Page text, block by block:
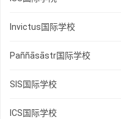
Invictus国际学校
Paññāsāstr国际学校
SIS国际学校
ICS国际学校